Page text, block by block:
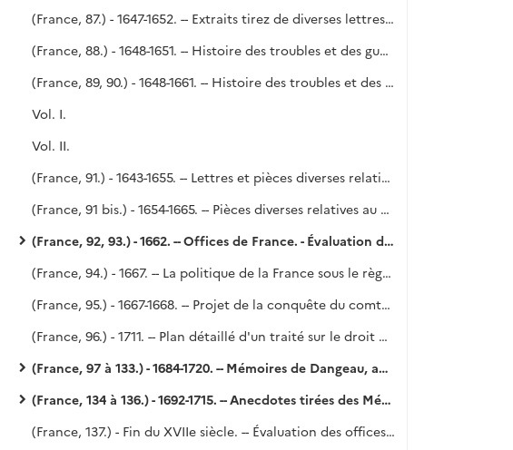
(France, 87.) - 1647-1652. -- Extraits tirez de diverses lettres écrites par le sr Gaudin à Mr Servient, secrétaire d'État et plénipotentiaire à la paix de Munster, depuis 1647 jusqu'en 1652 inclusivement. - Ces extraits, qui se rapportent surtout aux affaires intérieures de la France, ont été pris sur des originaux trouvés chez un épicier, en 1722, et qui doivent être conservés au Dépôt de la Guerre.
(France, 88.) - 1648-1651. -- Histoire des troubles et des guerres civiles de France, traduite du Mercure de Vittorio Siri, Ier volume.
(France, 89, 90.) - 1648-1661. -- Histoire des troubles et des guerres civiles de France depuis le commencement de l'année 1648 jusqu'à la mort du cardinal Mazarin en 1661, extraite des volumes manuscrits XVI et XVII du Mercure de l'abbé Vittorio Siri.
Vol. I.
Vol. II.
(France, 91.) - 1643-1655. -- Lettres et pièces diverses relatives aux affaires du temps. - Noailles. Copié sur les mss. 9 353, 9 354 de Béthune.
(France, 91 bis.) - 1654-1665. -- Pièces diverses relatives au cardinal de Retz et à l'assemblée du clergé de 1655. - Vingt-deux lettres originales écrites du 25 juillet 1662 au 12 février 1665, par le cardinal de Retz à M. de Paris, archidiacre de Rouen.
(France, 92, 93.) - 1662. -- Offices de France. - Évaluation du droit annuel. - Tableaux par généralités et par ordre alphabétique. (Voy. le P. Lelong, n° 28 067.)
(France, 94.) - 1667. -- La politique de la France sous le règne de Louis XIV.
(France, 95.) - 1667-1668. -- Projet de la conquête du comté de Bourgogne et de son exécution, d'après les lettres du roi, du prince de Condé, etc. (Voy. le P. Lelong, n° 32 927.)
(France, 96.) - 1711. -- Plan détaillé d'un traité sur le droit public de la France, par l'abbé Fleury. - Plan d'une instruction sur le droit public pour Monseigneur le Dauphin (duc de Bourgogne). Du Droit public intérieur ou de la Tranquillité de l'État. - Saint-Simon (?).
(France, 97 à 133.) - 1684-1720. -- Mémoires de Dangeau, avec les additions de Saint-Simon. - Saint-Simon, n° 36 de l'Inventaire.
(France, 134 à 136.) - 1692-1715. -- Anecdotes tirées des Mémoires de M. le duc de Saint-Simon en 1771, par l'abbé de Voisenon.
(France, 137.) - Fin du XVIIe siècle. -- Évaluation des offices qui sont à la nomination de Monseigneur le Chancelier, aveq un Mémoire des lieux où il y a des officiers de chancellerie qui payent l'annuel à Monseigneur.